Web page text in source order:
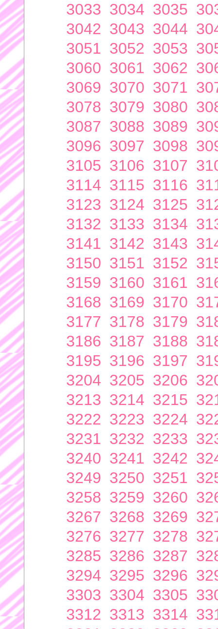
3033 3034 3035
3042 3043 3044
3051 3052 3053
3060 3061 3062
3069 3070 3071
3078 3079 3080
3087 3088 3089
3096 3097 3098
3105 3106 3107
3114 3115 3116
3123 3124 3125
3132 3133 3134
3141 3142 3143
3150 3151 3152
3159 3160 3161
3168 3169 3170
3177 3178 3179
3186 3187 3188
3195 3196 3197
3204 3205 3206
3213 3214 3215
3222 3223 3224
3231 3232 3233
3240 3241 3242
3249 3250 3251
3258 3259 3260
3267 3268 3269
3276 3277 3278
3285 3286 3287
3294 3295 3296
3303 3304 3305
3312 3313 3314